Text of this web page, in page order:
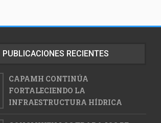
PUBLICACIONES RECIENTES
CAPAMH CONTINÚA
FORTALECIENDO LA
INFRAESTRUCTURA HÍDRICA